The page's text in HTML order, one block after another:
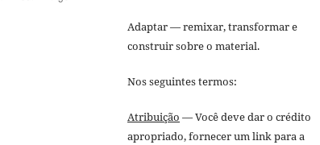
Adaptar — remixar, transformar e
construir sobre o material.
Nos seguintes termos:
Atribuição — Você deve dar o crédito
apropriado, fornecer um link para a